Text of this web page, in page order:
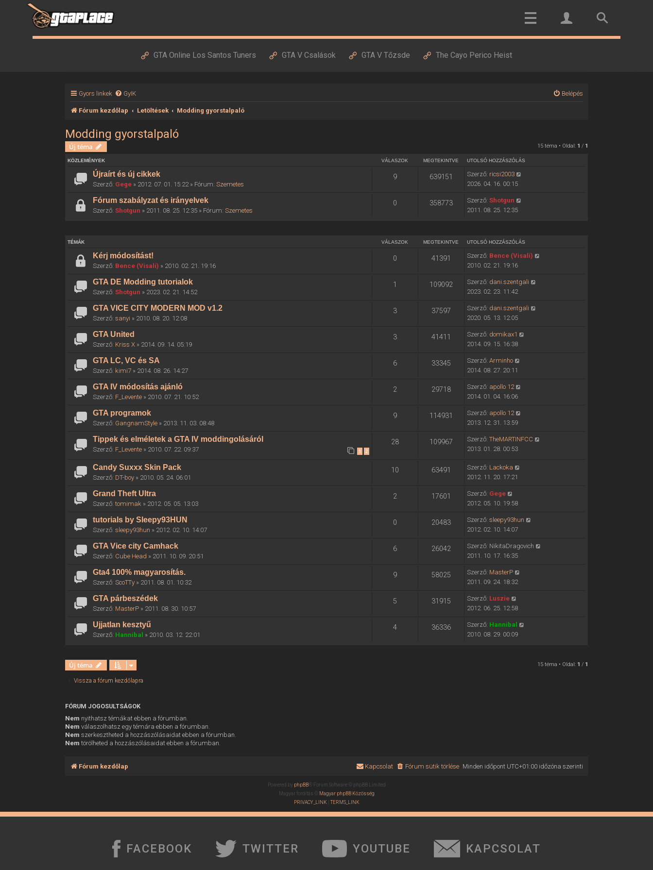
GTA Online Los Santos Tuners GTA V Csalások GTA V Tőzsde The Cayo Perico Heist
Gyors linkek GyIK Belépés
Fórum kezdőlap Letöltések Modding gyorstalpaló
Modding gyorstalpaló
Új téma 15 téma • Oldal: 1 / 1
KÖZLEMÉNYEK VÁLASZOK MEGTEKINTVE UTOLSÓ HOZZÁSZÓLÁS
Újraírt és új cikkek
Szerző: Gege » 2012. 07. 01. 15:22 » Fórum:Szemetes
9 639151 Szerző: ricsi2003
2026. 04. 16. 00:15
Fórum szabályzat és irányelvek
Szerző:Shotgun » 2011. 08. 25. 12:35 » Fórum:Szemetes
0 358773 Szerző: Shotgun
2011. 08. 25. 12:35
TÉMÁK VÁLASZOK MEGTEKINTVE UTOLSÓ HOZZÁSZÓLÁS
Kérj módosítást!
Szerző: Bence (Visali) » 2010. 02. 21. 19:16
0 41391 Szerző: Bence (Visali)
2010. 02. 21. 19:16
GTA DE Modding tutorialok
Szerző:Shotgun » 2023. 02. 21. 14:52
1 109092 Szerző: dani.szentgali
2023. 02. 23. 11:42
GTA VICE CITY MODERN MOD v1.2
Szerző:sanyi » 2010. 08. 20. 12:08
3 37597 Szerző: dani.szentgali
2020. 05. 13. 12:05
GTA United
Szerző: Kriss X » 2014. 09. 14. 05:19
3 41411 Szerző: domikax1
2014. 09. 15. 16:38
GTA LC, VC és SA
Szerző: kimi7 » 2014. 08. 26. 14:27
6 33345 Szerző: Arminho
2014. 08. 27. 20:11
GTA IV módosítás ajánló
Szerző: F_Levente » 2010. 07. 21. 10:52
2 29718 Szerző: apollo 12
2014. 01. 04. 16:06
GTA programok
Szerző: GangnamStyle » 2013. 11. 03. 08:48
9 114931 Szerző: apollo 12
2013. 12. 31. 13:59
Tippek és elméletek a GTA IV moddingolásáról
Szerző: F_Levente » 2010. 07. 22. 09:37 1 2
28 109967 Szerző: TheMARTINFCC
2013. 01. 28. 00:53
Candy Suxxx Skin Pack
Szerző: DT-boy » 2010. 05. 24. 06:01
10 63491 Szerző: Lackoka
2012. 11. 20. 17:21
Grand Theft Ultra
Szerző:tomimak » 2012. 05. 05. 13:03
2 17601 Szerző: Gege
2012. 05. 10. 19:58
tutorials by Sleepy93HUN
Szerző:sleepy93hun » 2012. 02. 10. 14:07
0 20483 Szerző: sleepy93hun
2012. 02. 10. 14:07
GTA Vice city Camhack
Szerző: Cube Head » 2011. 10. 09. 20:51
6 26042 Szerző: NikitaDragovich
2011. 10. 17. 16:35
Gta4 100% magyarosítás.
Szerző:ScoTTy » 2011. 08. 01. 10:32
9 58025 Szerző: MasterP
2011. 09. 24. 18:32
GTA párbeszédek
Szerző: MasterP » 2011. 08. 30. 10:57
5 31915 Szerző: Luszie
2012. 06. 25. 12:58
Ujjatlan kesztyű
Szerző: Hannibal » 2010. 03. 12. 22:01
4 36336 Szerző: Hannibal
2010. 08. 29. 00:09
Új téma 15 téma • Oldal: 1 / 1
Vissza a fórum kezdőlapra
FÓRUM JOGOSULTSÁGOK
Nem nyithatsz témákat ebben a fórumban.
Nem válaszolhatsz egy témára ebben a fórumban.
Nem szerkesztheted a hozzászólásaidat ebben a fórumban.
Nem törölheted a hozzászólásaidat ebben a fórumban.
Fórum kezdőlap Minden időpont UTC+01:00időzóna szerinti
Fórum sütik törlése
Kapcsolat
Powered by phpBB® Forum Software © phpBB Limited
Magyar fordítás © Magyar phpBB Közösség
PRIVACY_LINK|TERMS_LINK
FACEBOOK TWITTER YOUTUBE KAPCSOLAT